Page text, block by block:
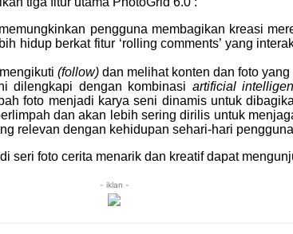
pengguna membagikan kreasi
hidup berkat fitur ‘rolling comments’ yang
(follow) dan melihat konten dan foto
dilengkapi dengan kombinasi artificial
foto menjadi karya seni dinamis untuk
dan akan lebih sering dirilis untuk
relevan dengan kehidupan sehari-hari
seri foto cerita menarik dan kreatif dapat
- iklan -